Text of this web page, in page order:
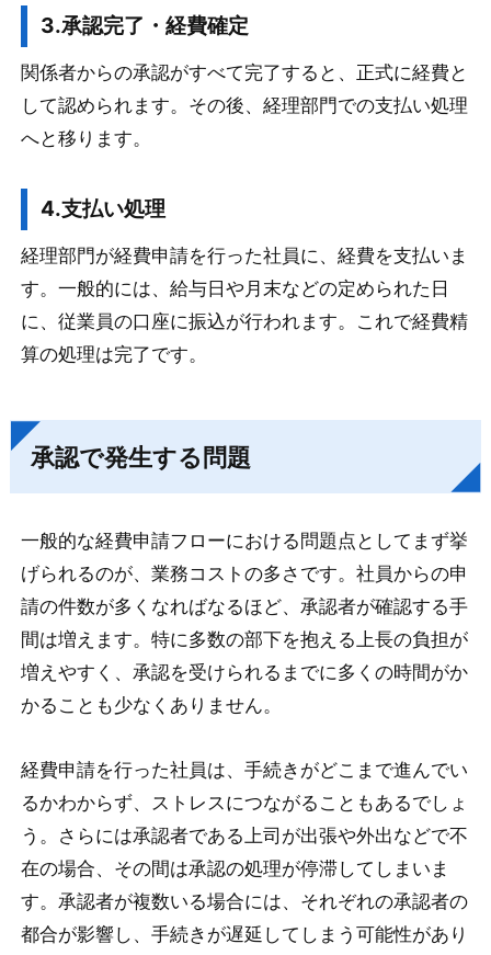
3.承認完了・経費確定
関係者からの承認がすべて完了すると、正式に経費と
して認められます。その後、経理部門での支払い処理
へと移ります。
4.支払い処理
経理部門が経費申請を行った社員に、経費を支払いま
す。一般的には、給与日や月末などの定められた日
に、従業員の口座に振込が行われます。これで経費精
算の処理は完了です。
承認で発生する問題
一般的な経費申請フローにおける問題点としてまず挙
げられるのが、業務コストの多さです。社員からの申
請の件数が多くなればなるほど、承認者が確認する手
間は増えます。特に多数の部下を抱える上長の負担が
増えやすく、承認を受けられるまでに多くの時間がか
かることも少なくありません。
経費申請を行った社員は、手続きがどこまで進んでい
るかわからず、ストレスにつながることもあるでしょ
う。さらには承認者である上司が出張や外出などで不
在の場合、その間は承認の処理が停滞してしまいま
す。承認者が複数いる場合には、それぞれの承認者の
都合が影響し、手続きが遅延してしまう可能性があり